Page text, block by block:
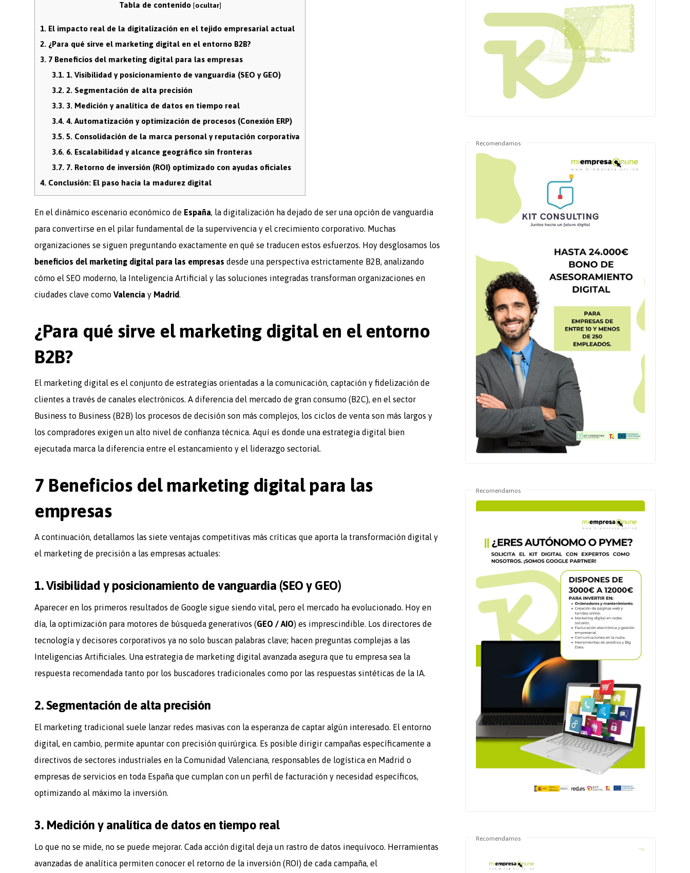
Tabla de contenido [ocultar]
1. El impacto real de la digitalización en el tejido empresarial actual
2. ¿Para qué sirve el marketing digital en el entorno B2B?
3. 7 Beneficios del marketing digital para las empresas
3.1. 1. Visibilidad y posicionamiento de vanguardia (SEO y GEO)
3.2. 2. Segmentación de alta precisión
3.3. 3. Medición y analítica de datos en tiempo real
3.4. 4. Automatización y optimización de procesos (Conexión ERP)
3.5. 5. Consolidación de la marca personal y reputación corporativa
3.6. 6. Escalabilidad y alcance geográfico sin fronteras
3.7. 7. Retorno de inversión (ROI) optimizado con ayudas oficiales
4. Conclusión: El paso hacia la madurez digital
En el dinámico escenario económico de España , la digitalización ha dejado de ser una opción de vanguardia
para convertirse en el pilar fundamental de la supervivencia y el crecimiento corporativo. Muchas
organizaciones se siguen preguntando exactamente en qué se traducen estos esfuerzos. Hoy desglosamos los
beneficios del marketing digital para las empresas desde una perspectiva estrictamente B2B, analizando
cómo el SEO moderno, la Inteligencia Artificial y las soluciones integradas transforman organizaciones en
ciudades clave comoValencia y Madrid
¿Para qué sirve el marketing digital en el entorno
B2B?
El marketing digital es el conjunto de estrategias orientadas a la comunicación, captación y fidelización de
clientes a través de canales electrónicos. A diferencia del mercado de gran consumo (B2C), en el sector
Business to Business (B2B) los procesos de decisión son más complejos, los ciclos de venta son más largos y
los compradores exigen un alto nivel de confianza técnica. Aquí es donde una estrategia digital bien
ejecutada marca la diferencia entre el estancamiento y el liderazgo sectorial.
7 Beneficios del marketing digital para las
empresas
A continuación, detallamos las siete ventajas competitivas más críticas que aporta la transformación digital y
el marketing de precisión a las empresas actuales:
1. Visibilidad y posicionamiento de vanguardia (SEO y GEO)
Aparecer en los primeros resultados de Google sigue siendo vital, pero el mercado ha evolucionado. Hoy en
día, la optimización para motores de búsqueda generativos (GEO / AIO) es imprescindible. Los directores de
tecnología y decisores corporativos ya no solo buscan palabras clave; hacen preguntas complejas a las
Inteligencias Artificiales. Una estrategia de marketing digital avanzada asegura que tu empresa sea la
respuesta recomendada tanto por los buscadores tradicionales como por las respuestas sintéticas de la IA.
2. Segmentación de alta precisión
El marketing tradicional suele lanzar redes masivas con la esperanza de captar algún interesado. El entorno
digital, en cambio, permite apuntar con precisión quirúrgica. Es posible dirigir campañas específicamente a
directivos de sectores industriales en la Comunidad Valenciana, responsables de logística en Madrid o
empresas de servicios en toda España que cumplan con un perfil de facturación y necesidad específicos,
optimizando al máximo la inversión.
3. Medición y analítica de datos en tiempo real
Lo que no se mide, no se puede mejorar. Cada acción digital deja un rastro de datos inequívoco. Herramientas
avanzadas de analítica permiten conocer el retorno de la inversión (ROI) de cada campaña, el
Recomendamos
Recomendamos
Recomendamos